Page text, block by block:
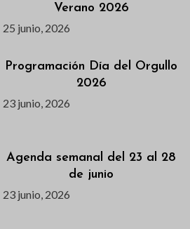
Verano 2026
25 junio, 2026
Programación Día del Orgullo
2026
23 junio, 2026
Agenda semanal del 23 al 28
de junio
23 junio, 2026